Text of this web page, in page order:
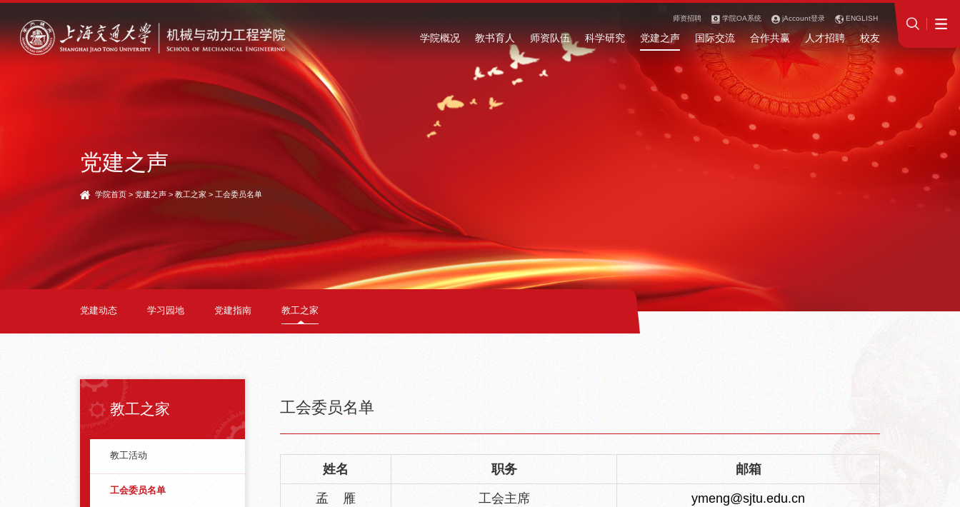
师资招聘 学院OA系统 jAccount登录 ENGLISH
学院概况 教书育人 师资队伍 科学研究 党建之声 国际交流 合作共赢 人才招聘 校友
党建之声
学院首页 > 党建之声 > 教工之家 > 工会委员名单
党建动态 学习园地 党建指南 教工之家
教工之家
教工活动
工会委员名单
工会委员名单
姓名 职务 邮箱
孟 雁 工会主席 ymeng@sjtu.edu.cn